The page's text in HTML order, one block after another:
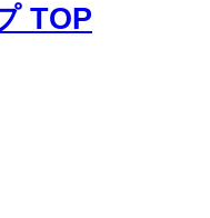
TOP